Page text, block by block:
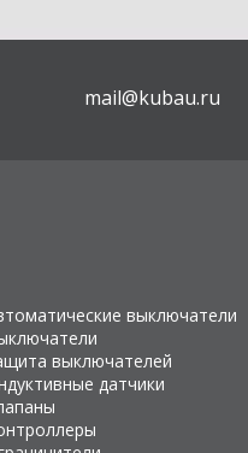
mail@kubau.ru
выключатели
выключателей
датчики